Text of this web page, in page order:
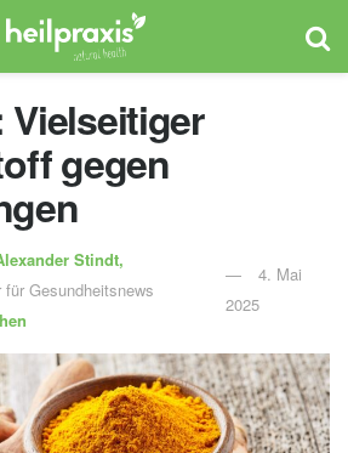
gegen
Stindt,
für Gesundheitsnews
4. Mai
2025